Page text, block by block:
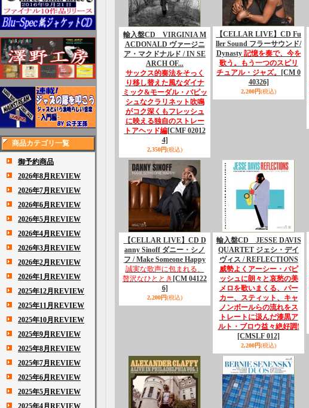
商品カテゴリ一覧
御予約商品
2026年8月REVIEW
2026年7月REVIEW
2026年6月REVIEW
2026年5月REVIEW
2026年4月REVIEW
2026年3月REVIEW
2026年2月REVIEW
2026年1月REVIEW
2025年12月REVIEW
2025年11月REVIEW
2025年10月REVIEW
2025年9月REVIEW
2025年8月REVIEW
2025年7月REVIEW
2025年6月REVIEW
2025年5月REVIEW
2025年4月REVIEW
輸入盤CD VIRGINIA M
ACDONALD ヴァージニ
ア・マクドナルド / IN SE
ARCH OF...
サックス的奏法をそっく
り移し替えた風なダイナ
ミック&モーダル・バピッ
シュなクラリネット吹鳴
がコク深くもフレッシュ
に映える独自のストレー
トアヘッド編[CMF 02012
4]
2,350円(税込)
【CELLAR LIVE】CD Fu
ller Sound フラーサウンド/
Dynasty 記憶を奏で、今を
歌う。もう一つのスピリ
チュアル・ジャズ。
[CM 0
40326]
2,200円(税込)
【CELLAR LIVE】CD D
anny Sinoff ダニー・シノ
フ / Make Someone Happy
誠実な歌声に包まれる、
贅沢なひととき [CM 04122
6]
2,200円(税込)
輸入盤CD JESSE DAVIS
QUARTET ジェシ・デイ
ヴィス / REFLECTIONS
威勢よくアーシー・バピ
ッシュに朗々と哀愁の美
メロを歌いまくる、パー
カー、スティット、キャ
ノンボールらの流れをス
トレートに汲んだ漆黒ア
ルト・ブロウ益々絶好調!
[CMSLF 012]
2,200円(税込)